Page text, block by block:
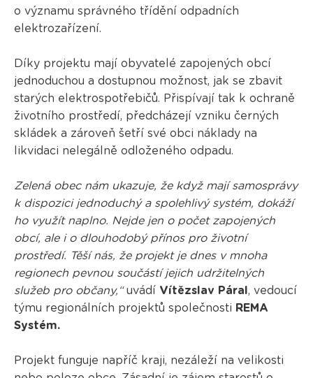
o významu správného třídění odpadních
elektrozařízení.
Díky projektu mají obyvatelé zapojených obcí
jednoduchou a dostupnou možnost, jak se zbavit
starých elektrospotřebičů. Přispívají tak k ochraně
životního prostředí, předcházejí vzniku černých
skládek a zároveň šetří své obci náklady na
likvidaci nelegálně odloženého odpadu.
Zelená obec nám ukazuje, že když mají samosprávy
k dispozici jednoduchý a spolehlivý systém, dokáží
ho využít naplno. Nejde jen o počet zapojených
obcí, ale i o dlouhodobý přínos pro životní
prostředí. Těší nás, že projekt je dnes v mnoha
regionech pevnou součástí jejich udržitelných
služeb pro občany,“uvádí Vítězslav Páral , vedoucí
týmu regionálních projektů společnosti REMA
Systém.
Projekt funguje napříč kraji, nezáleží na velikosti